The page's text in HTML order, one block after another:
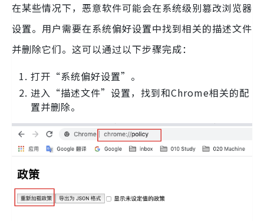
在某些情况下，恶意软件可能会在系统级别篡改浏览器
设置。用户需要在系统偏好设置中找到相关的描述文件
并删除它们。这可以通过以下步骤完成：
打开“系统偏好设置”。
进入“描述文件”设置，找到和Chrome相关的配
置并删除。